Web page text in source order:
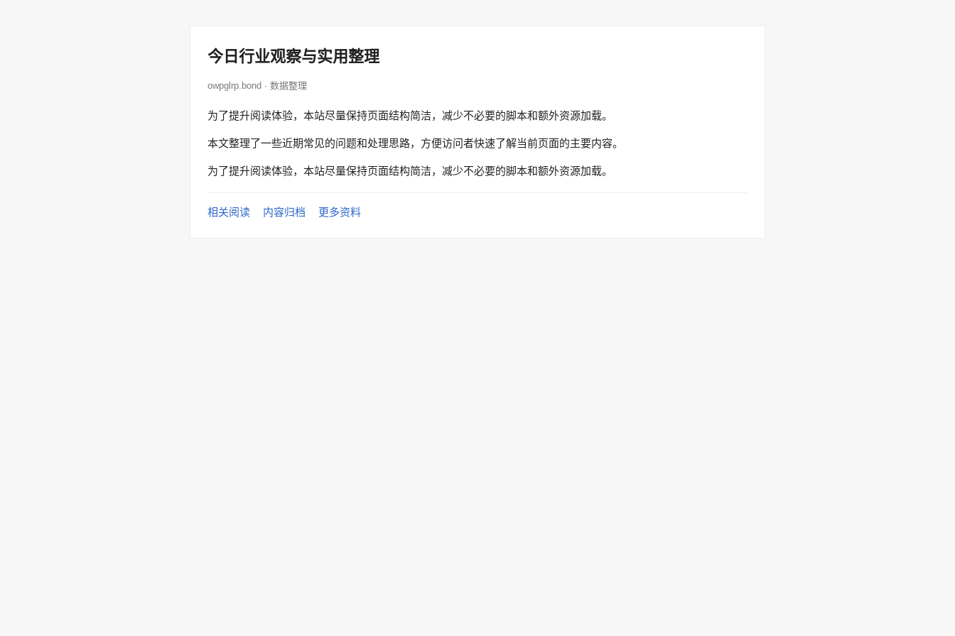
今日行业观察与实用整理
owpglrp.bond · 数据整理
为了提升阅读体验，本站尽量保持页面结构简洁，减少不必要的脚本和额外资源加载。
本文整理了一些近期常见的问题和处理思路，方便访问者快速了解当前页面的主要内容。
为了提升阅读体验，本站尽量保持页面结构简洁，减少不必要的脚本和额外资源加载。
相关阅读 内容归档 更多资料